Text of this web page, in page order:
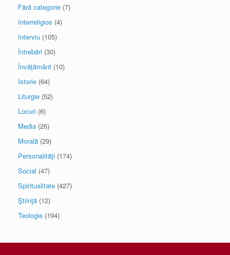
Fără categorie (7)
Interreligios (4)
Interviu (105)
Întrebări (30)
Învăţământ (10)
Istorie (64)
Liturgie (52)
Locuri (6)
Media (26)
Morală (29)
Personalităţi (174)
Social (47)
Spiritualitate (427)
Ştiinţă (12)
Teologie (194)